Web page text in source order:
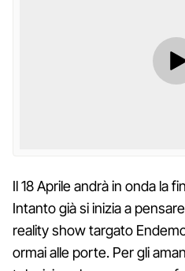
Il 18 Aprile andrà in onda la
Intanto già si inizia a
reality show targato
ormai alle porte. Per gli